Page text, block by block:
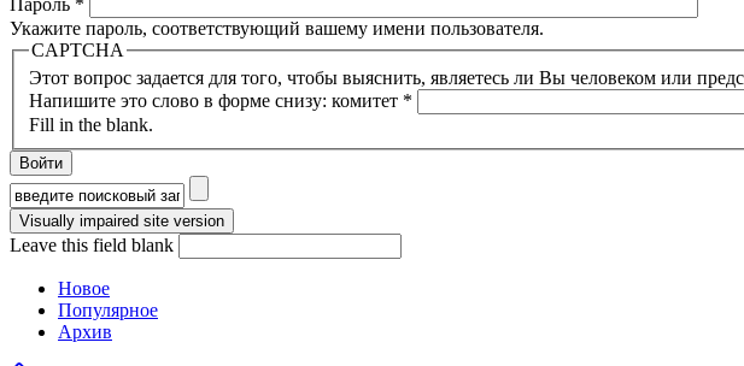
Укажите пароль, соответствующий вашему имени пользователя.
CAPTCHA
Этот вопрос задается для того, чтобы выяснить, являетесь ли Вы человеком или
Напишите это слово в форме снизу: комитет *
Fill in the blank.
Форма поиска
Leave this field blank
Новое
Популярное
Архив